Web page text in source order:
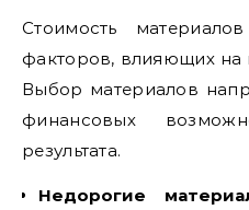
Стоимость
факторов, влияющих на
Выбор материалов
финансовых
результата.
Недорогие